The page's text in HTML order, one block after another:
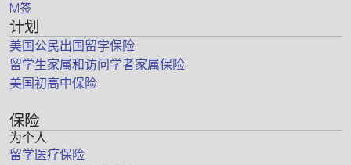
M签
计划
美国公民出国留学保险
留学生家属和访问学者家属保险
美国初高中保险
保险
为个人
留学医疗保险